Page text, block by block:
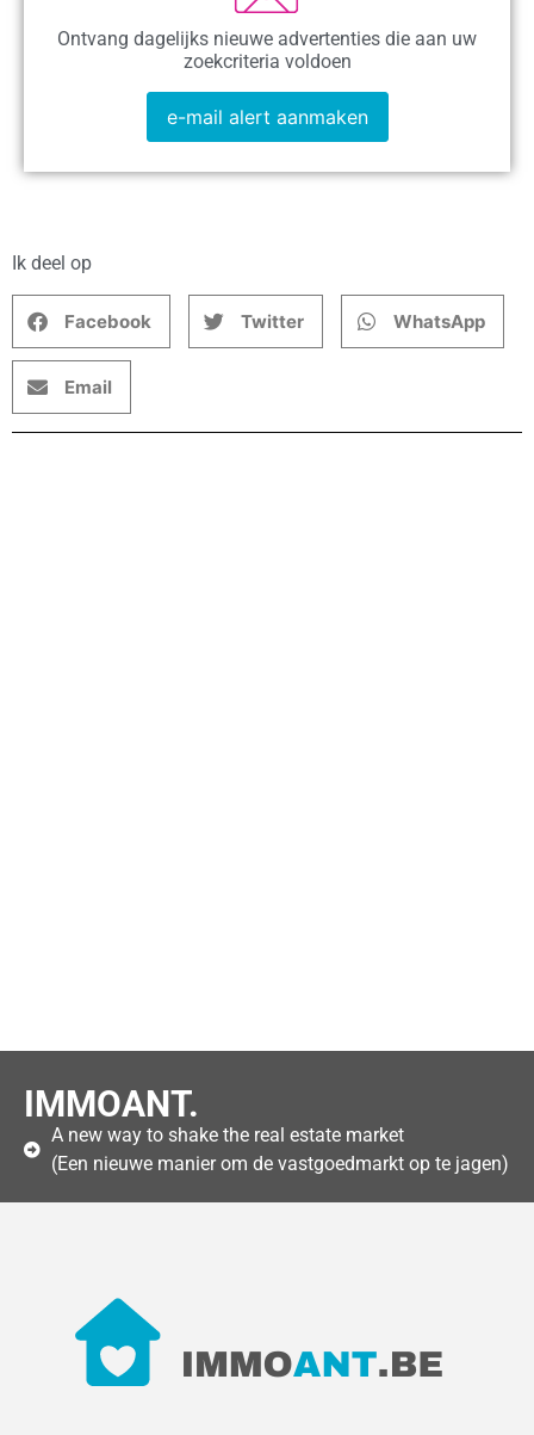
Ontvang dagelijks nieuwe advertenties die aan uw
zoekcriteria voldoen
e-mail alert aanmaken
Ik deel op
Facebook Twitter WhatsApp
Email
IMMOANT.
A new way to shake the real estate market
(Een nieuwe manier om de vastgoedmarkt op te jagen)